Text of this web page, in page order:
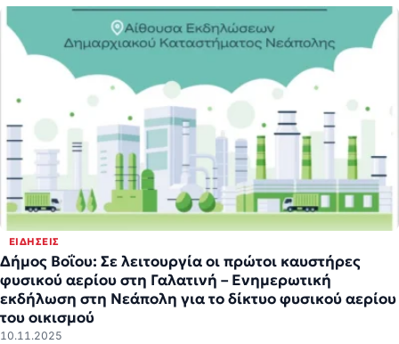
ΕΙΔΉΣΕΙΣ
Δήμος Βοΐου: Σε λειτουργία οι πρώτοι καυστήρες
φυσικού αερίου στη Γαλατινή – Ενημερωτική
εκδήλωση στη Νεάπολη για το δίκτυο φυσικού αερίου
του οικισμού
10.11.2025